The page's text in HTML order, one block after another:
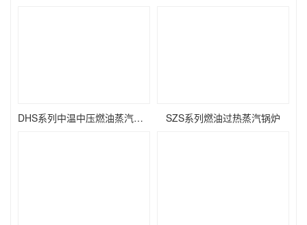
DHS系列中温中压燃油蒸汽锅炉 SZS系列燃油过热蒸汽锅炉